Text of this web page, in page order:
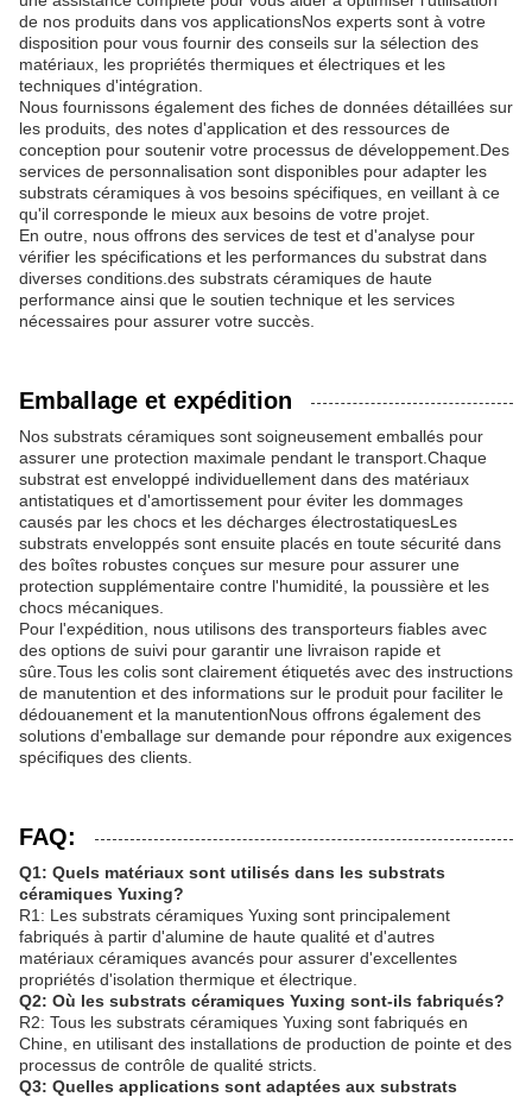
de nos produits dans vos applicationsNos experts sont à votre
disposition pour vous fournir des conseils sur la sélection des
matériaux, les propriétés thermiques et électriques et les
techniques d'intégration.
Nous fournissons également des fiches de données détaillées sur
les produits, des notes d'application et des ressources de
conception pour soutenir votre processus de développement.Des
services de personnalisation sont disponibles pour adapter les
substrats céramiques à vos besoins spécifiques, en veillant à ce
qu'il corresponde le mieux aux besoins de votre projet.
En outre, nous offrons des services de test et d'analyse pour
vérifier les spécifications et les performances du substrat dans
diverses conditions.des substrats céramiques de haute
performance ainsi que le soutien technique et les services
nécessaires pour assurer votre succès.
Emballage et expédition
Nos substrats céramiques sont soigneusement emballés pour
assurer une protection maximale pendant le transport.Chaque
substrat est enveloppé individuellement dans des matériaux
antistatiques et d'amortissement pour éviter les dommages
causés par les chocs et les décharges électrostatiquesLes
substrats enveloppés sont ensuite placés en toute sécurité dans
des boîtes robustes conçues sur mesure pour assurer une
protection supplémentaire contre l'humidité, la poussière et les
chocs mécaniques.
Pour l'expédition, nous utilisons des transporteurs fiables avec
des options de suivi pour garantir une livraison rapide et
sûre.Tous les colis sont clairement étiquetés avec des instructions
de manutention et des informations sur le produit pour faciliter le
dédouanement et la manutentionNous offrons également des
solutions d'emballage sur demande pour répondre aux exigences
spécifiques des clients.
FAQ:
Q1: Quels matériaux sont utilisés dans les substrats
céramiques Yuxing?
R1: Les substrats céramiques Yuxing sont principalement
fabriqués à partir d'alumine de haute qualité et d'autres
matériaux céramiques avancés pour assurer d'excellentes
propriétés d'isolation thermique et électrique.
Q2: Où les substrats céramiques Yuxing sont-ils fabriqués?
R2: Tous les substrats céramiques Yuxing sont fabriqués en
Chine, en utilisant des installations de production de pointe et des
processus de contrôle de qualité stricts.
Q3: Quelles applications sont adaptées aux substrats